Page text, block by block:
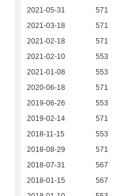
2021-05-31
571
2021-03-18
571
2021-02-18
571
2021-02-10
553
2021-01-08
553
2020-06-18
571
2019-06-26
553
2019-02-14
571
2018-11-15
553
2018-08-29
571
2018-07-31
567
2018-01-15
567